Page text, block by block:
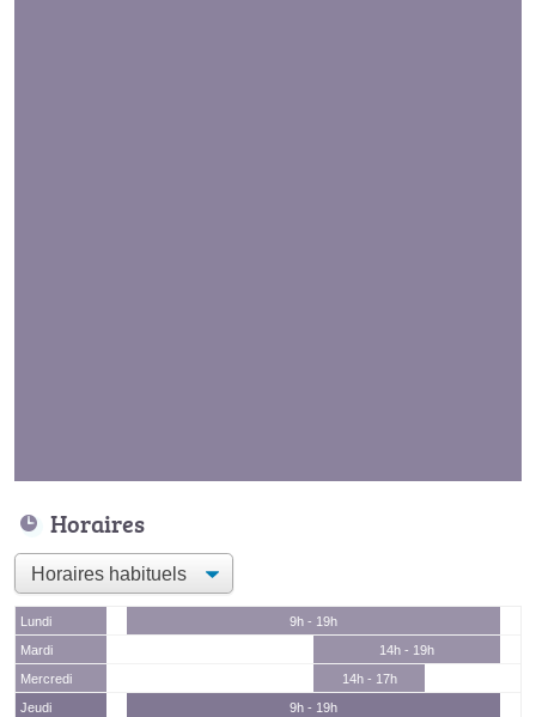
Horaires
Lundi
9h - 19h
Mardi
14h - 19h
Mercredi
14h - 17h
Jeudi
9h - 19h